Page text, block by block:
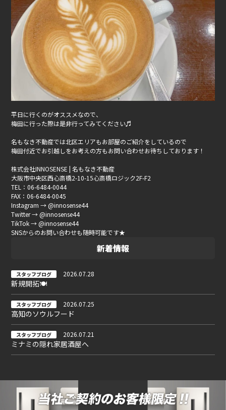
平日に行くのがオススメなので、
梅田に行った際は是非行ってみてください♬
名もなき不動産では北区エリアもお部屋のご紹介をしているので
梅田付近でお引越しをお考えの方もお問い合わせお待ちしております！
株式会社INNOSENSE | 名もなき不動産
大阪市中央区西心斎橋2-10-15心斎橋ロジック2F-F2
TEL：06-6484-0044
FAX：06-6484-0045
Instagram → @innosense44
Twitter → @innosense44
TikTok → @innosense44
SNSからのお問い合わせも随時可能です★
新着情報
スタッフブログ 2026.07.28
新規開拓🍽
スタッフブログ 2026.07.25
高知のソウルフード
スタッフブログ 2026.07.21
ミナミの隠れ家居酒屋へ